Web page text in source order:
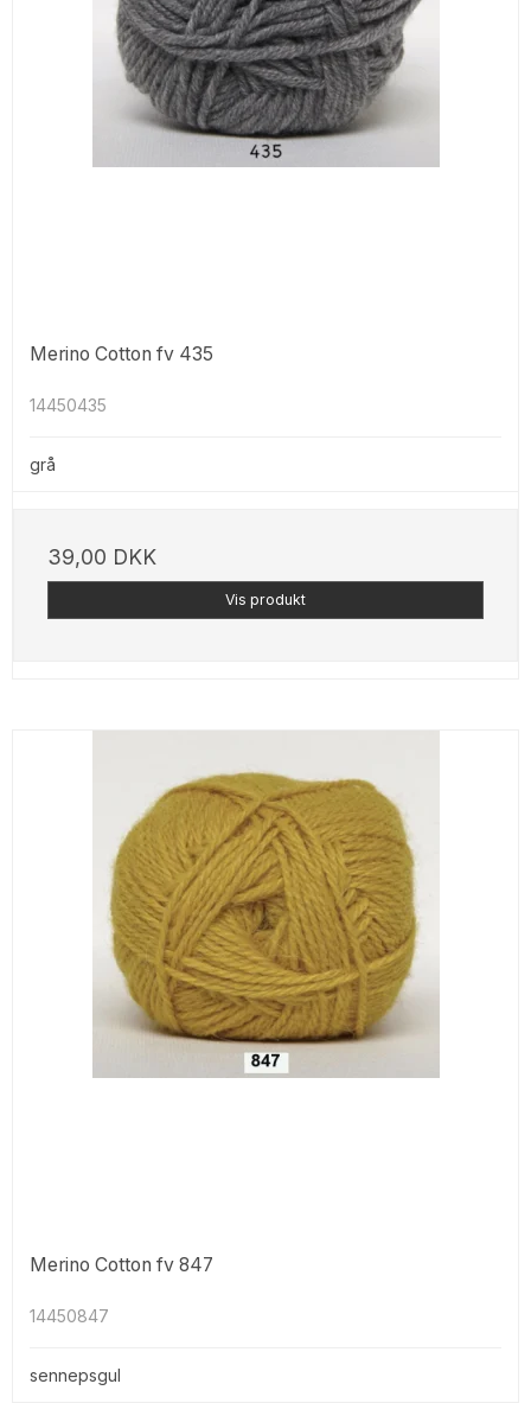
Merino Cotton fv 435
14450435
grå
39,00 DKK
Vis produkt
Merino Cotton fv 847
14450847
sennepsgul